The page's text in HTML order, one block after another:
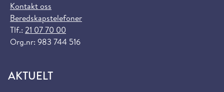
Kontakt oss
Beredskapstelefoner
Tlf.: 21 07 70 00
Org.nr: 983 744 516
AKTUELT